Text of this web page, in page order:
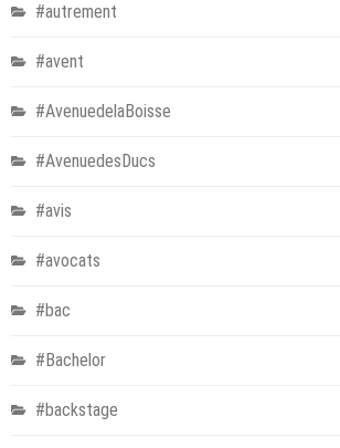
#autrement
#avent
#AvenuedelaBoisse
#AvenuedesDucs
#avis
#avocats
#bac
#Bachelor
#backstage